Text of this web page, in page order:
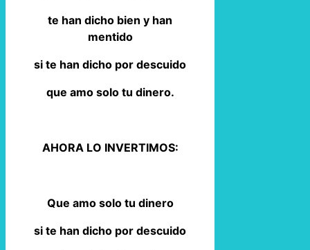
te han dicho bien y han
mentido
si te han dicho por descuido
que amo solo tu dinero.
AHORA LO INVERTIMOS:
Que amo solo tu dinero
si te han dicho por descuido